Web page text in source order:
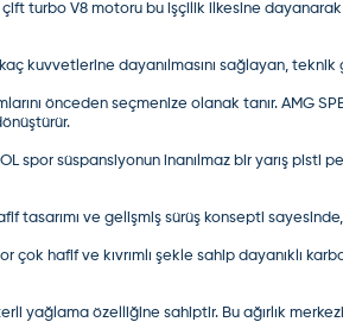
turbo V8 motoru bu işçilik ilkesine
kuvvetlerine dayanılmasını sağlayan,
önceden seçmenize olanak tanır. AMG
spor süspansiyonun inanılmaz bir yarış pisti
tasarımı ve gelişmiş sürüş konsepti
hafif ve kıvrımlı şekle sahip dayanıklı
yağlama özelliğine sahiptir. Bu ağırlık